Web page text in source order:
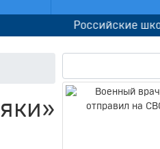
Российские школьники